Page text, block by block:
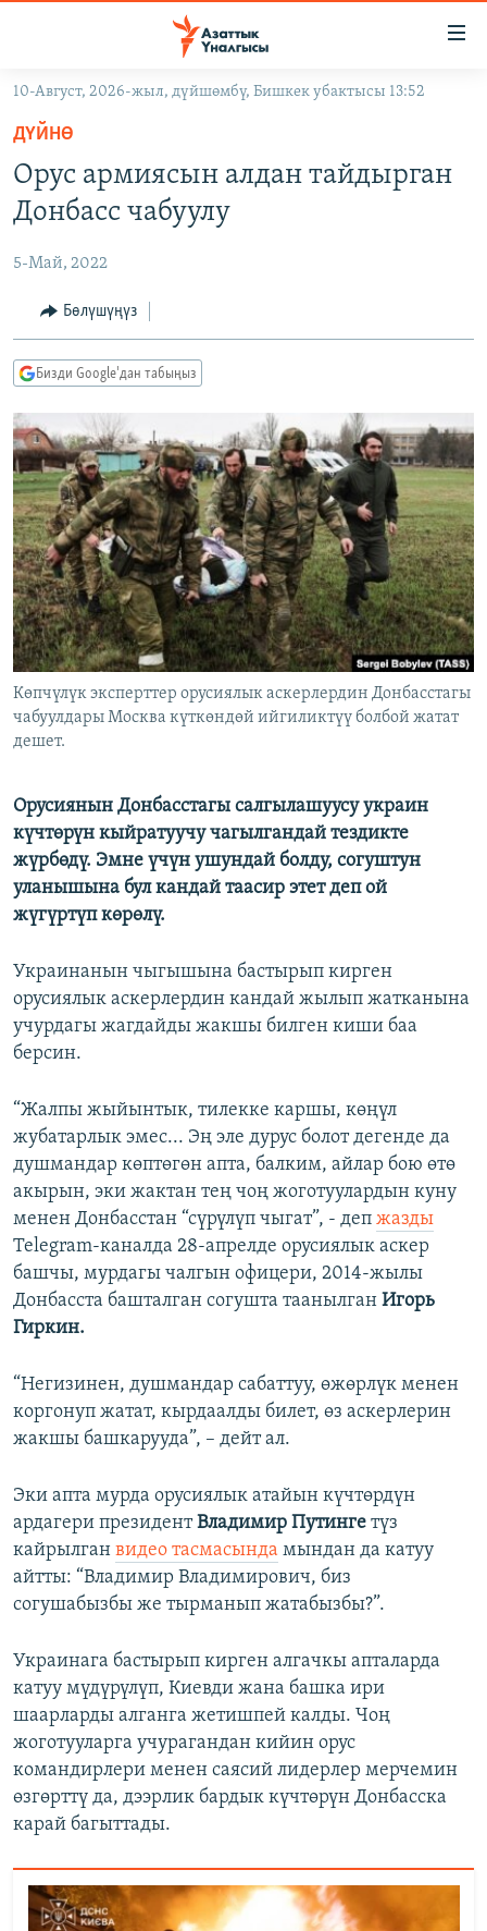
Навигацияга
өтүңүз
Издөөгө
салыңыз
ЖАҢЫЛЫКТАР
КЫРГЫЗСТАН
ЭКОНОМИКА
МАДАНИЯТ
ДҮЙНӨ
БОРБОР АЗИЯ
АТАЙЫН ИЛИКТӨӨ
ТВ ПРОГРАММАЛАР
ЭКСПЕРТТЕР ТАЛДАЙТ
БИЗ ЖАНА ДҮЙНӨ
ДАНИСТЕ
ЭЖЕ-СИҢДИЛЕР
АЗАТТЫК+
ЫҢГАЙСЫЗ СУРООЛОР
ӨЗГӨЧӨ ПИКИР
Русский
ОНЛАЙН ШЕРИНЕ
ЭЕ/АРнун бардык сайттары
10-Август, 2026-жыл, дүйшөмбү, Бишкек убактысы 13:52
ДҮЙНӨ
Орус армиясын алдан тайдырган
Донбасс чабуулу
5-Май, 2022
Бөлүшүңүз
Бизди Google'дан табыңыз
Көпчүлүк эксперттер орусиялык аскерлердин Донбасстагы
чабуулдары Москва күткөндөй ийгиликтүү болбой жатат
дешет.
Орусиянын Донбасстагы салгылашуусу украин
күчтөрүн кыйратуучу чагылгандай тездикте
жүрбөдү. Эмне үчүн ушундай болду, согуштун
уланышына бул кандай таасир этет деп ой
жүгүртүп көрөлү.
Украинанын чыгышына бастырып кирген
орусиялык аскерлердин кандай жылып жатканына
учурдагы жагдайды жакшы билген киши баа
берсин.
“Жалпы жыйынтык, тилекке каршы, көңүл
жубатарлык эмес... Эң эле дурус болот дегенде да
душмандар көптөгөн апта, балким, айлар бою өтө
акырын, эки жактан тең чоң жоготуулардын куну
менен Донбасстан “сүрүлүп чыгат”, - деп жазды
Telegram-каналда 28-апрелде орусиялык аскер
башчы, мурдагы чалгын офицери, 2014-жылы
Донбасста башталган согушта таанылган Игорь
Гиркин.
“Негизинен, душмандар сабаттуу, өжөрлүк менен
коргонуп жатат, кырдаалды билет, өз аскерлерин
жакшы башкарууда”, – дейт ал.
Эки апта мурда орусиялык атайын күчтөрдүн
ардагери президентВладимир Путинге түз
кайрылган видео тасмасында мындан да катуу
айтты: “Владимир Владимирович, биз
согушабызбы же тырманып жатабызбы?”.
Украинага бастырып кирген алгачкы апталарда
катуу мүдүрүлүп, Киевди жана башка ири
шаарларды алганга жетишпей калды. Чоң
жоготууларга учурагандан кийин орус
командирлери менен саясий лидерлер мерчемин
өзгөрттү да, дээрлик бардык күчтөрүн Донбасска
карай багыттады.